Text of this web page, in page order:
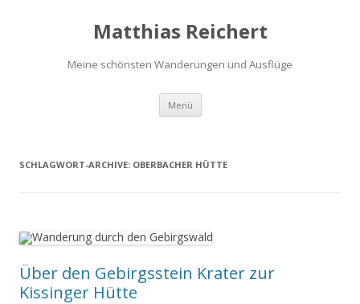
Matthias Reichert
Meine schönsten Wanderungen und Ausflüge
Menü Zum
springen
SCHLAGWORT-ARCHIVE: OBERBACHER HÜTTE
Über den Gebirgsstein Krater zur
Kissinger Hütte